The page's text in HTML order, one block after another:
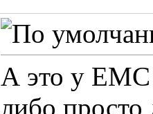
А это у ЕМС
либо просто